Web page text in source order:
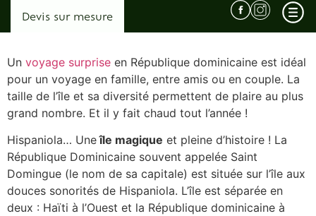
Devis sur mesure
Qui sommes nous ? L’agence derrière les voyages surprises…
Pourquoi choisir Horizons Secrets ?
Témoignages
Conditions Générales de Vente
Un voyage surprise en République dominicaine est idéal
pour un voyage en famille, entre amis ou en couple. La
taille de l’île et sa diversité permettent de plaire au plus
grand nombre. Et il y fait chaud tout l’année !
Hispaniola… Uneîle magique et pleine d’histoire ! La
République Dominicaine souvent appelée Saint
Domingue (le nom de sa capitale) est située sur l’île aux
douces sonorités de Hispaniola. L’île est séparée en
deux : Haïti à l’Ouest et la République dominicaine à